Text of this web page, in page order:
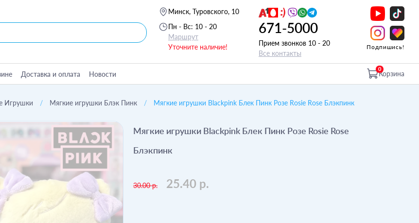
Минск, Туровского, 10
Пн - Вс: 10 - 20
Маршрут
Уточните наличие!
671-5000
Прием звонков 10 - 20
Все контакты
Подпишись!
Доставка и оплата Новости
0
Корзина
Игрушки Мягкие игрушки Блэк Пинк Мягкие игрушки Blackpink Блек Пинк Розе Rosie Rose Блэкпинк
Мягкие игрушки Blackpink Блек Пинк Розе Rosie Rose
Блэкпинк
30.00 р. 25.40 р.